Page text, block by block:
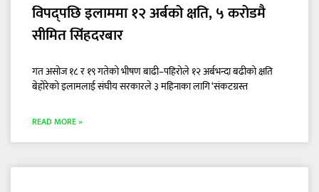
विपद्‌पछि इलाममा १२ अर्बको क्षति, ५ करोडमै
सीमित सिंहदरबार
गत असोज १८ र १९ गतेको भीषण बाढी–पहिरोले १२ अर्बभन्दा बढीको क्षति
बेहोरेको इलामलाई संघीय सरकारले ३ महिनाका लागि ‘संकटग्रस्त
READ MORE »